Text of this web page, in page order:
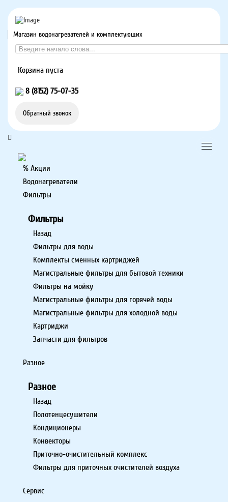
Магазин водонагревателей и комплектующих
Корзина пуста
8 (8152) 75-07-35
Обратный звонок
% Акции
Водонагреватели
Фильтры
Фильтры
Назад
Фильтры для воды
Комплекты сменных картриджей
Магистральные фильтры для бытовой техники
Фильтры на мойку
Магистральные фильтры для горячей воды
Магистральные фильтры для холодной воды
Картриджи
Запчасти для фильтров
Разное
Разное
Назад
Полотенцесушители
Кондиционеры
Конвекторы
Приточно-очистительный комплекс
Фильтры для приточных очистителей воздуха
Сервис